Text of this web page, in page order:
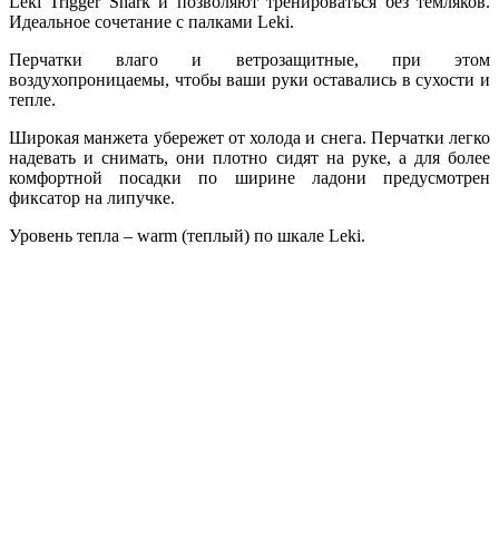
Идеальное сочетание с палками Leki.
Перчатки влаго и ветрозащитные, при этом
воздухопроницаемы, чтобы ваши руки оставались в сухости и
тепле.
Широкая манжета убережет от холода и снега. Перчатки легко
надевать и снимать, они плотно сидят на руке, а для более
комфортной посадки по ширине ладони предусмотрен
фиксатор на липучке.
Уровень тепла – warm (теплый) по шкале Leki.